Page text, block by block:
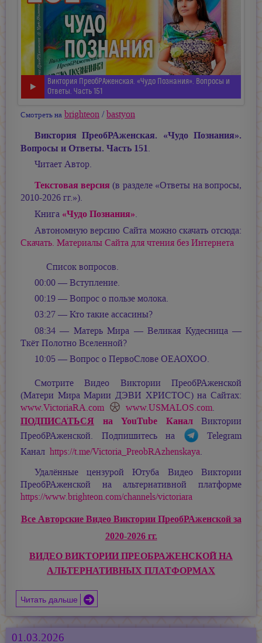
Виктория ПреобРАженская. «Чудо Познания». Вопросы и
Ответы. Часть 151
Смотреть на brighteon /bastyon
Виктория ПреобРАженская. «Чудо Познания».
Вопросы и Ответы. Часть 151.
Читает Автор.
Текстовая версия(в разделе «Ответы на вопросы,
2010-2026 гг.»).
Книга «Чудо Познания».
Автономную версию Сайта можно скачать отсюда:
Скачать. Материалы Сайта для чтения без Интернета
Список вопросов.
00:00 — Вступление.
00:19 — Вопрос о пользе молока.
03:27 — Кто такие ассасины?
08:34 — Матерь Мира — Великая Кудесница —
Ткёт Полотно Вселенной?
10:05 — Вопрос о ПервоСлове ОЕАОХОО.
Смотрите Видео Виктории ПреобРАженской
(Матери МираМарии ДЭВИ ХРИСТОС) на Сайтах:
www.VictoriaRA.com
www.USMALOS.com.
ПОДПИСАТЬСЯ на YouTube КаналВиктории
ПреобРАженской. Подпишитесь на
Telegram
Канал https://t.me/Victoria_PreobRAzhenskaya.
Удалённые цензурой Ютуба Видео Виктории
ПреобРАженской на альтернативной платформе
https://www.brighteon.com/channels/victoriara
Все Авторские Видео Виктории ПреобРАженской за
2020-2026 гг.
ВИДЕО ВИКТОРИИ ПРЕОБРАЖЕНСКОЙ НА
АЛЬТЕРНАТИВНЫХ ПЛАТФОРМАХ
Читать дальше
01.03.2026